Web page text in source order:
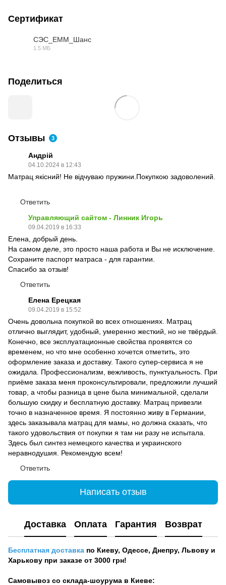
Сертификат
СЭС_ЕММ_Шанс
1.5 МБ
Поделиться
Отзывы 3
Андрій
04.10.2024 в 12:43
Матрац якісний! Не відчуваю пружини.Покупкою задоволений.
Ответить
Управляющий сайтом - Линник Игорь
09.04.2019 в 16:33
Елена, добрый день.
На самом деле, это просто наша работа и Вы не исключение.
Сохраните паспорт матраса - для гарантии.
Спасибо за отзыв!
Ответить
Елена Ерецкая
09.04.2019 в 15:52
Очень довольна покупкой во всех отношениях. Матрац
отлично выглядит, удобный, умеренно жесткий, но не твёрдый.
Конечно, все эксплуатационные свойства проявятся со
временем, но что мне особенно хочется отметить, это
оформление заказа и доставку. Такого супер-сервиса я не
ожидала. Профессионализм, вежливость, пунктуальность. При
приёме заказа меня проконсультировали, предложили лучший
товар, а чтобы разница в цене была минимальной, сделали
большую скидку и бесплатную доставку. Матрац привезли
точно в назначенное время. Я постоянно живу в Германии,
здесь заказывала матрац для мамы, но должна сказать, что
такого удовольствия от покупки я там ни разу не испытала.
Здесь был синтез немецкого качества и украинского
неравнодушия. Рекомендую всем!
Ответить
Написать отзыв
Доставка Оплата Гарантия Возврат
Бесплатная доставка по Киеву, Одессе, Днепру, Львову и
Харькову при заказе от 3000 грн!
Самовывоз со склада-шоурума в Киеве: